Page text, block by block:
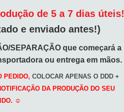
de 5 a 7 dias úteis!
e enviado antes!)
SEPARAÇÃO que começará a
ou entrega em mãos.
PEDIDO, COLOCAR APENAS O DDD +
DA PRODUÇÃO DO SEU
☺️